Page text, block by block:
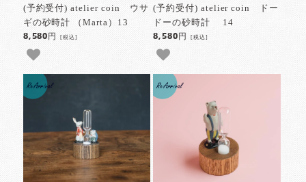
(予約受付) atelier coin ウサ
ギの砂時計 （Marta）13
8,580円[税込]
(予約受付) atelier coin ドー
ドーの砂時計 14
8,580円 [税込]